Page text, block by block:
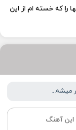
را که خسته ام از این
میشه...